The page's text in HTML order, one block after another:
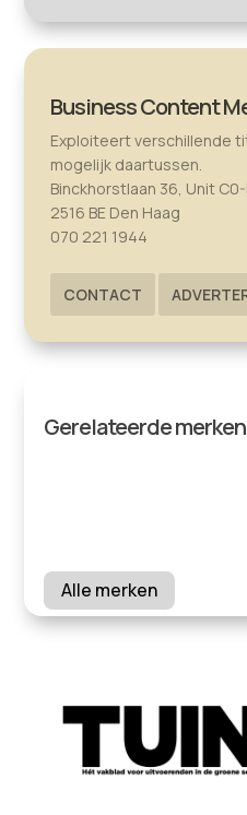
Business Content
Exploiteert verschillende
mogelijk daartussen.
Binckhorstlaan 36, Unit
2516 BE Den Haag
070 221 1944
CONTACT
Gerelateerde merken
Alle merken